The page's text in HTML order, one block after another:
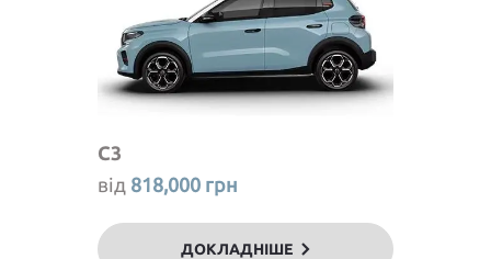
C3
від 818,000 грн
ДОКЛАДНІШЕ